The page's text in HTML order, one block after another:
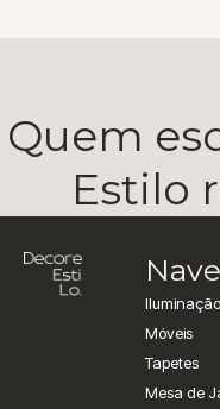
Quem
Estilo
Iluminação
Móveis
Tapetes
Mesa de